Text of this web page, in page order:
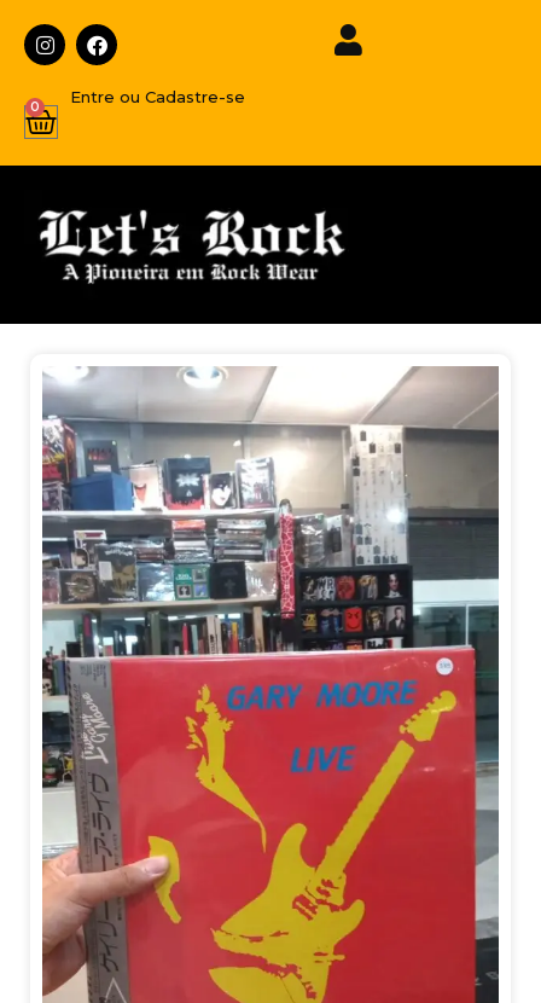
Entre ou Cadastre-se
0